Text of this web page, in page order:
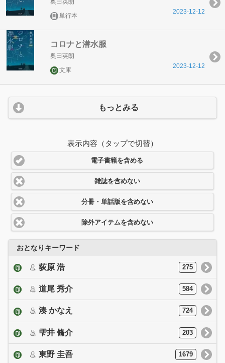
単行本
2023-12-12
コロナと潜水服
奥田英朗
文庫
2023-12-12
もっとみる
表示内容（タップで切替）
電子書籍を含める
雑誌を含めない
分冊・単話版を含めない
除外アイテムを含めない
おとなりキーワード
荻原 浩 275
道尾 秀介 584
湊 かなえ 724
雫井 脩介 203
東野 圭吾 1679